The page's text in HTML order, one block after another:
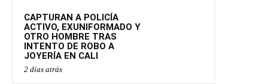
CAPTURAN A POLICÍA
ACTIVO, EXUNIFORMADO Y
OTRO HOMBRE TRAS
INTENTO DE ROBO A
JOYERÍA EN CALI
2 días atrás